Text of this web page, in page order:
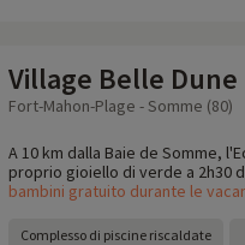
Village Belle Dune
Fort-Mahon-Plage - Somme (80)
A 10 km dalla Baie de Somme,
proprio gioiello di verde a 2h30
bambini gratuito durante le
Complesso di piscine riscaldate